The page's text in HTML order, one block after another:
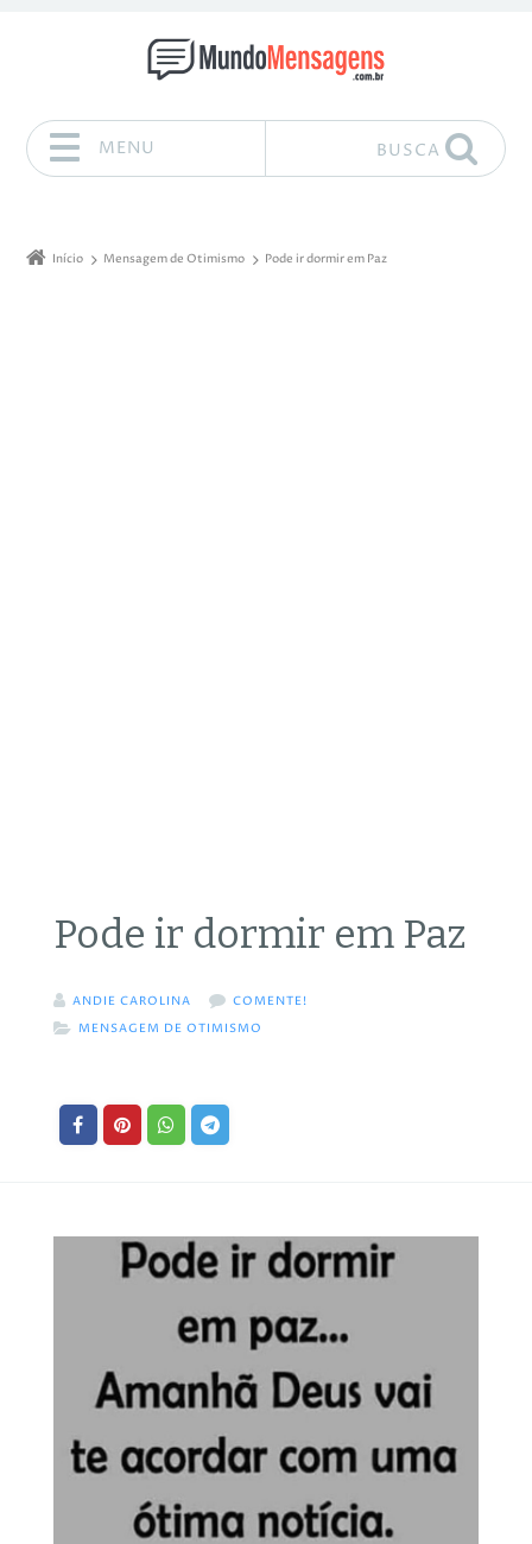
MENU BUSCA
Início Mensagem de Otimismo Pode ir dormir em Paz
Pode ir dormir em Paz
ANDIE CAROLINA
COMENTE!
MENSAGEM DE OTIMISMO